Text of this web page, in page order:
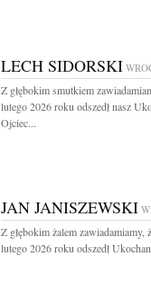
LECH SIDORSKI
Z głębokim smutkiem
lutego 2026 roku odszedł nasz
Ojciec...
JAN JANISZEWSKI
Z głębokim żalem zawiadamiamy,
lutego 2026 roku odszedł